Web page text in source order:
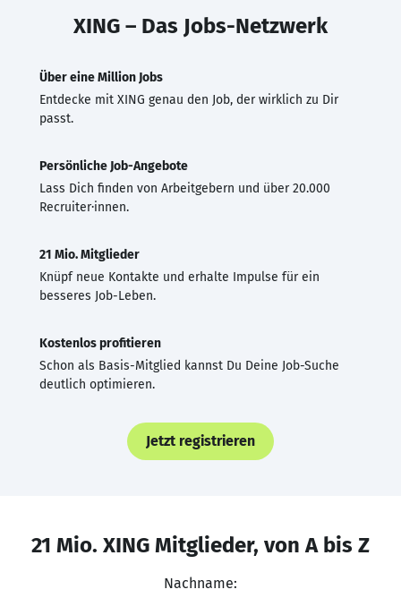
XING – Das Jobs-Netzwerk
Über eine Million Jobs
Entdecke mit XING genau den Job, der wirklich zu Dir
passt.
Persönliche Job-Angebote
Lass Dich finden von Arbeitgebern und über 20.000
Recruiter·innen.
21 Mio. Mitglieder
Knüpf neue Kontakte und erhalte Impulse für ein
besseres Job-Leben.
Kostenlos profitieren
Schon als Basis-Mitglied kannst Du Deine Job-Suche
deutlich optimieren.
Jetzt registrieren
21 Mio. XING Mitglieder, von A bis Z
Nachname: